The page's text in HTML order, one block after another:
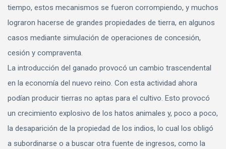
tiempo, estos mecanismos se fueron corrompiendo, y muchos
lograron hacerse de grandes propiedades de tierra, en algunos
casos mediante simulación de operaciones de concesión,
cesión y compraventa.
La introducción del ganado provocó un cambio trascendental
en la economía del nuevo reino. Con esta actividad ahora
podían producir tierras no aptas para el cultivo. Esto provocó
un crecimiento explosivo de los hatos animales y, poco a poco,
la desaparición de la propiedad de los indios, lo cual los obligó
a subordinarse o a buscar otra fuente de ingresos, como la